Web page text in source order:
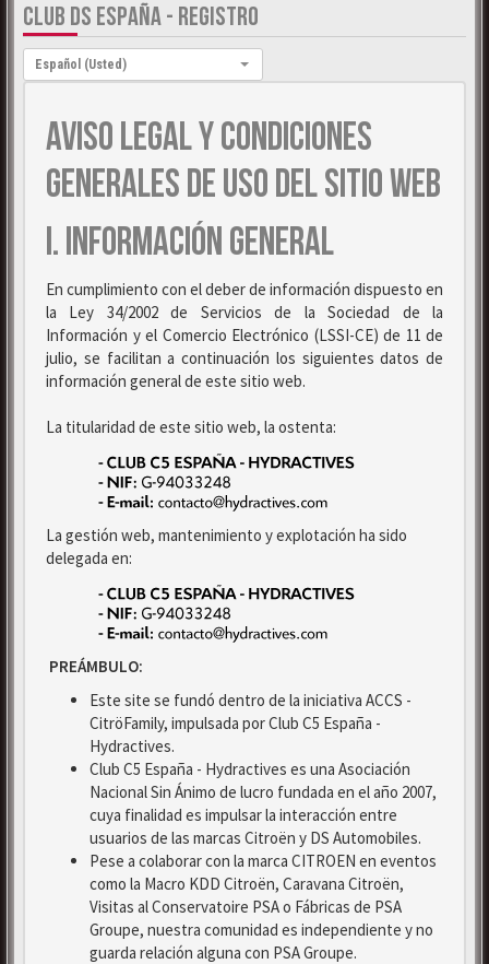
CLUB DS ESPAÑA - REGISTRO
Idioma:
Español (Usted)
AVISO LEGAL Y CONDICIONES
GENERALES DE USO DEL SITIO WEB
I. INFORMACIÓN GENERAL
En cumplimiento con el deber de información dispuesto en
la Ley 34/2002 de Servicios de la Sociedad de la
Información y el Comercio Electrónico (LSSI-CE) de 11 de
julio, se facilitan a continuación los siguientes datos de
información general de este sitio web.
La titularidad de este sitio web, la ostenta:
La gestión web, mantenimiento y explotación ha sido
delegada en:
PREÁMBULO:
Este site se fundó dentro de la iniciativa ACCS -
CitröFamily, impulsada por Club C5 España -
Hydractives.
Club C5 España - Hydractives es una Asociación
Nacional Sin Ánimo de lucro fundada en el año 2007,
cuya finalidad es impulsar la interacción entre
usuarios de las marcas Citroën y DS Automobiles.
Pese a colaborar con la marca CITROEN en eventos
como la Macro KDD Citroën, Caravana Citroën,
Visitas al Conservatoire PSA o Fábricas de PSA
Groupe, nuestra comunidad es independiente y no
guarda relación alguna con PSA Groupe.